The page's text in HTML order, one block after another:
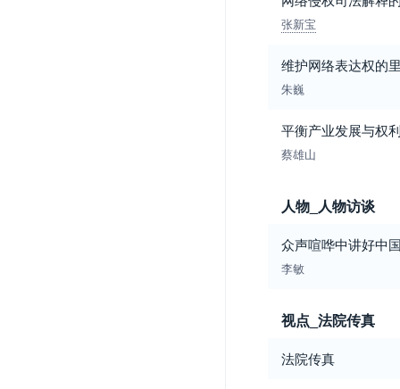
张新宝
维护网络表达权的
朱巍
平衡产业发展与权
蔡雄山
人物_人物访谈
众声喧哗中讲好中
李敏
视点_法院传真
法院传真